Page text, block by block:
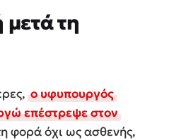
τη
ο υφυπουργός
επέστρεψε στον
φορά όχι ως ασθενής,